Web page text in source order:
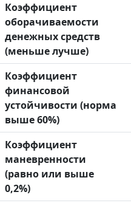
Коэффициент
оборачиваемости
денежных средств
(меньше лучше)
Коэффициент
финансовой
устойчивости (норма
выше 60%)
Коэффициент
маневренности
(равно или выше
0,2%)